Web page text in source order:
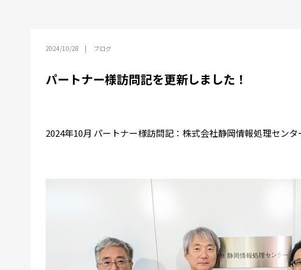
2024/10/28 ブログ
パートナー様訪問記を更新しました！
2024年10月 パートナー様訪問記：株式会社静岡情報処理センタ